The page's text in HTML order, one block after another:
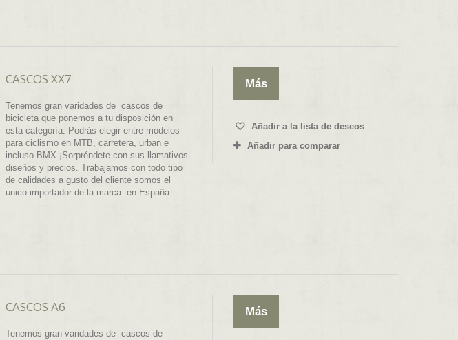
CASCOS XX7
Tenemos gran varidades de cascos de
bicicleta que ponemos a tu disposición en
esta categoría. Podrás elegir entre modelos
para ciclismo en MTB, carretera, urban e
incluso BMX ¡Sorpréndete con sus llamativos
diseños y precios. Trabajamos con todo tipo
de calidades a gusto del cliente somos el
unico importador de la marca en España
Más
Añadir a la lista de deseos
Añadir para comparar
CASCOS A6
Tenemos gran varidades de cascos de
Más